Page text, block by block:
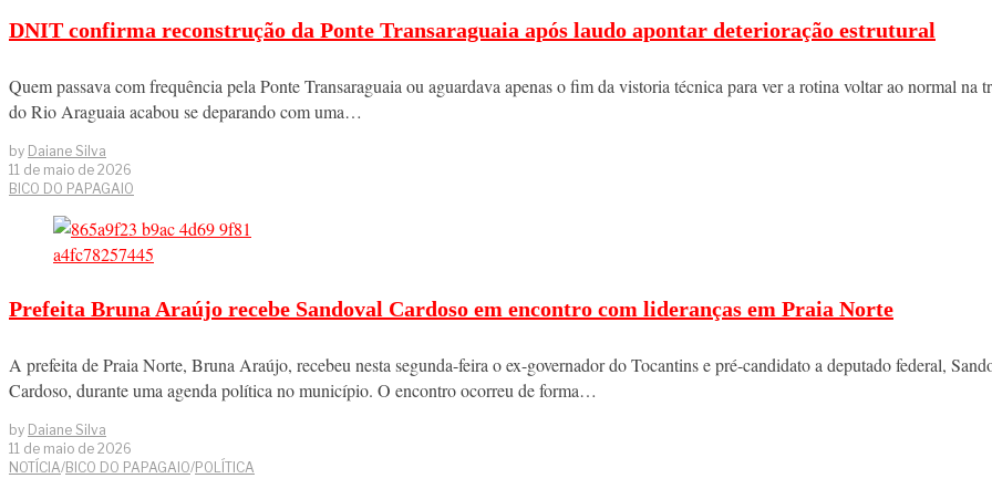
DNIT confirma reconstrução da Ponte Transaraguaia após laudo apontar deterioração estrutural
Quem passava com frequência pela Ponte Transaraguaia ou aguardava apenas o fim da vistoria técnica para ver a rotina voltar ao normal na
do Rio Araguaia acabou se deparando com uma…
by Daiane Silva
11 de maio de 2026
BICO DO PAPAGAIO
Prefeita Bruna Araújo recebe Sandoval Cardoso em encontro com lideranças em Praia Norte
A prefeita de Praia Norte, Bruna Araújo, recebeu nesta segunda-feira o ex-governador do Tocantins e pré-candidato a deputado federal,
Cardoso, durante uma agenda política no município. O encontro ocorreu de forma…
by Daiane Silva
11 de maio de 2026
NOTÍCIA/BICO DO PAPAGAIO/POLÍTICA